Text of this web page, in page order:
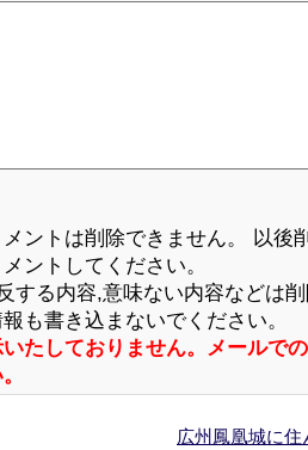
ントは削除できません。 以後
ントしてください。
する内容,意味ない内容などは
も書き込まないでください。
たしておりません。メールで
広州鳳凰城に